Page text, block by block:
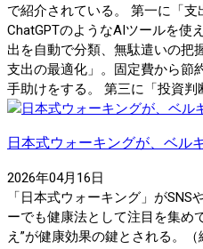
で紹介されている。 第一に「支
ChatGPTのようなAIツールを使
出を自動で分類、無駄遣いの把
支出の最適化」。固定費から節
手助けをする。 第三に「投資判
日本式ウォーキングが、ベル
2026年04月16日
「日本式ウォーキング」が
ーでも健康法として注目を集め
え”が健康効果の鍵とされる。